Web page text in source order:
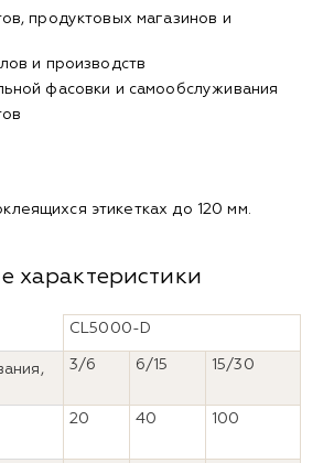
продуктовых магазинов и
и производств
фасовки и самообслуживания
этикетках до 120 мм.
характеристики
CL5000-D
3/6 6/15 15/30
20 40 100